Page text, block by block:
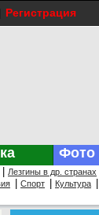
Регистрация
Фото
Лезгины в др. странах
Спорт Культура